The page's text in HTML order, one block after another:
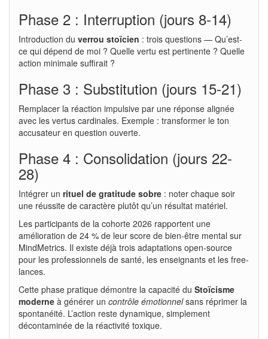
Phase 2 : Interruption (jours 8-14)
Introduction du verrou stoïcien : trois questions — Qu’est-
ce qui dépend de moi ? Quelle vertu est pertinente ? Quelle
action minimale suffirait ?
Phase 3 : Substitution (jours 15-21)
Remplacer la réaction impulsive par une réponse alignée
avec les vertus cardinales. Exemple : transformer le ton
accusateur en question ouverte.
Phase 4 : Consolidation (jours 22-
28)
Intégrer un rituel de gratitude sobre : noter chaque soir
une réussite de caractère plutôt qu’un résultat matériel.
Les participants de la cohorte 2026 rapportent une
amélioration de 24 % de leur score de bien-être mental sur
MindMetrics. Il existe déjà trois adaptations open-source
pour les professionnels de santé, les enseignants et les free-
lances.
Cette phase pratique démontre la capacité du Stoïcisme
moderne à générer un contrôle émotionnelsans réprimer la
spontanéité. L’action reste dynamique, simplement
décontaminée de la réactivité toxique.